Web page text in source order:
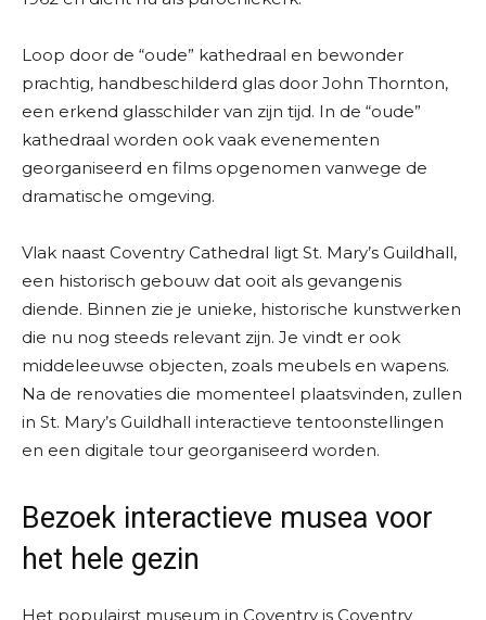
Loop door de “oude” kathedraal en bewonder
prachtig, handbeschilderd glas door John Thornton,
een erkend glasschilder van zijn tijd. In de “oude”
kathedraal worden ook vaak evenementen
georganiseerd en films opgenomen vanwege de
dramatische omgeving.
Vlak naast Coventry Cathedral ligt St. Mary’s Guildhall,
een historisch gebouw dat ooit als gevangenis
diende. Binnen zie je unieke, historische kunstwerken
die nu nog steeds relevant zijn. Je vindt er ook
middeleeuwse objecten, zoals meubels en wapens.
Na de renovaties die momenteel plaatsvinden, zullen
in St. Mary’s Guildhall interactieve tentoonstellingen
en een digitale tour georganiseerd worden.
Bezoek interactieve musea voor
het hele gezin
Het populairst museum in Coventry is Coventry